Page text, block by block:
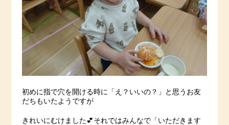
初めに指で穴を開ける時に「え？いいの？」と思うお友
だちもいたようですが
きれいにむけました💕それではみんなで「いただきます